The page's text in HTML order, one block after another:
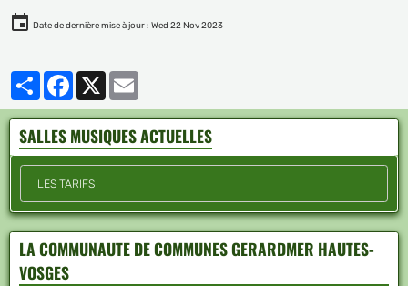
Date de dernière mise à jour : Wed 22 Nov 2023
PartagerFacebook
SALLES MUSIQUES ACTUELLES
LES TARIFS
LA COMMUNAUTE DE COMMUNES GERARDMER HAUTES-
VOSGES